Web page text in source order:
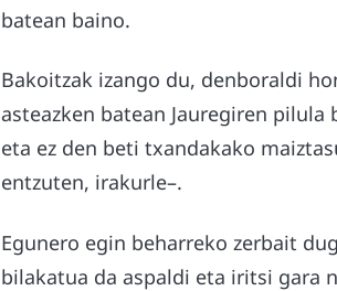
batean baino.
Bakoitzak izango du, denboraldi
asteazken batean Jauregiren
eta ez den beti txandakako
entzuten, irakurle–.
Egunero egin beharreko zerbait
bilakatua da aspaldi eta iritsi gara